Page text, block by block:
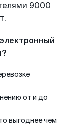
9000
от и до
выгоднее чем